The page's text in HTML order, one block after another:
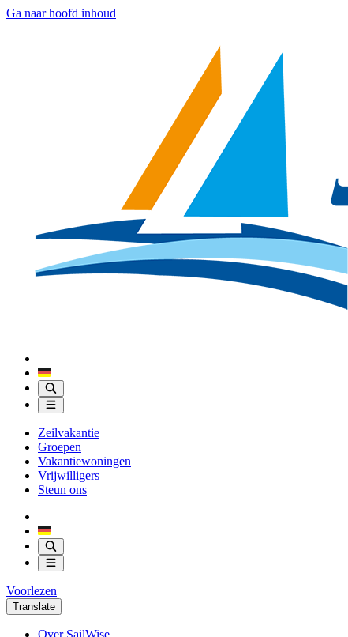
Ga naar hoofd inhoud
Zeilvakantie
Groepen
Vakantiewoningen
Vrijwilligers
Steun ons
Voorlezen
Translate
Over SailWise